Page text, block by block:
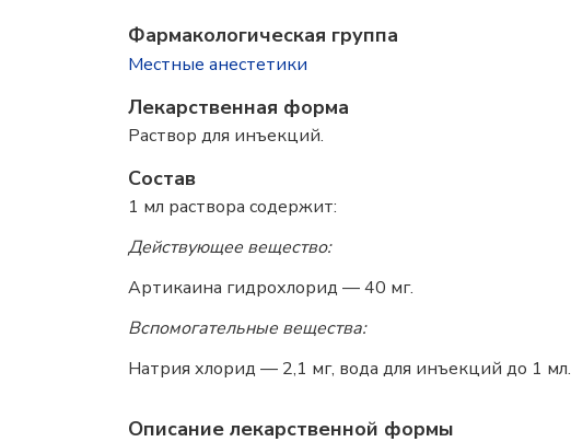
Фармакологическая группа
Местные анестетики
Лекарственная форма
Раствор для инъекций.
Состав
1 мл раствора содержит:
Действующее вещество:
Артикаина гидрохлорид — 40 мг.
Вспомогательные вещества:
Натрия хлорид — 2,1 мг, вода для инъекций до 1 мл.
Описание лекарственной формы